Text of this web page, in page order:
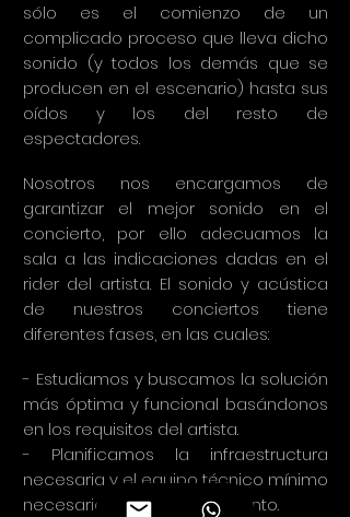
sólo es el comienzo de un
complicado proceso que lleva dicho
sonido (y todos los demás que se
producen en el escenario) hasta sus
oídos y los del resto de
espectadores.
Nosotros nos encargamos de
garantizar el mejor sonido en el
concierto, por ello adecuamos la
sala a las indicaciones dadas en el
rider del artista. El sonido y acústica
de nuestros conciertos tiene
diferentes fases, en las cuales:
- Estudiamos y buscamos la solución
más óptima y funcional basándonos
en los requisitos del artista.
- Planificamos la infraestructura
necesaria y el equipo técnico mínimo
necesario para cubrir el evento.